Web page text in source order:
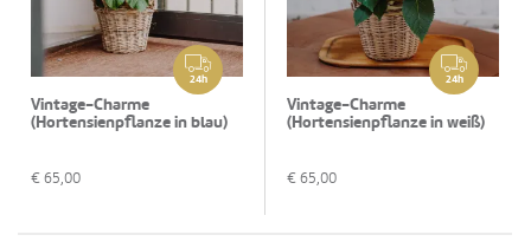
24h
Vintage-Charme
(Hortensienpflanze in blau)
€ 65,00
24h
Vintage-Charme
(Hortensienpflanze in weiß)
€ 65,00